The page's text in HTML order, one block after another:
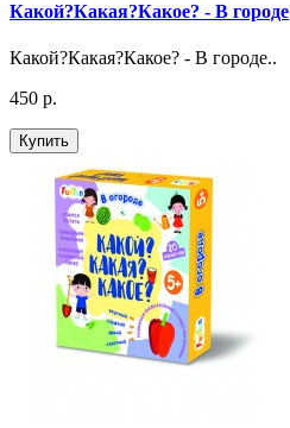
Какой?Какая?Какое? - В городе
Какой?Какая?Какое? - В городе..
450 р.
Купить